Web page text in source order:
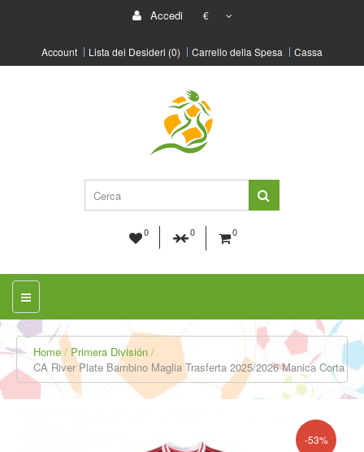
Accedi €
Account Lista dei Desideri (0) Carrello della Spesa Cassa
0 0 0
Home
Primera División
CA River Plate Bambino Maglia Trasferta 2025/2026 Manica Corta
-53%